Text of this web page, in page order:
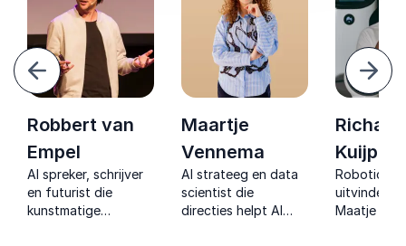
Robbert van
Empel
AI spreker, schrijver
en futurist die
kunstmatige
Maartje
Vennema
AI strateeg en data
scientist die
directies helpt AI
Richard
Kuijpers
Robotica
uitvinder
Maatje die